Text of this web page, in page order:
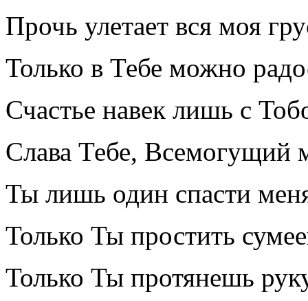
Прочь улетает вся моя
Только в Тебе можно
Счастье навек лишь с
Слава Тебе, Всемогущий
Ты лишь один спасти
Только Ты простить
Только Ты протянешь